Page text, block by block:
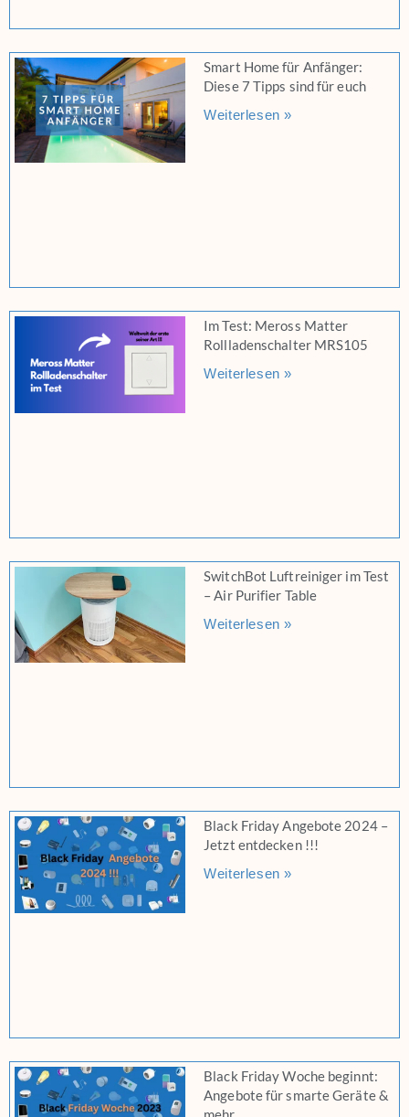
Smart Home für Anfänger:
Diese 7 Tipps sind für euch
Weiterlesen »
Im Test: Meross Matter
Rollladenschalter MRS105
Weiterlesen »
SwitchBot Luftreiniger im Test
– Air Purifier Table
Weiterlesen »
Black Friday Angebote 2024 –
Jetzt entdecken !!!
Weiterlesen »
Black Friday Woche beginnt:
Angebote für smarte Geräte &